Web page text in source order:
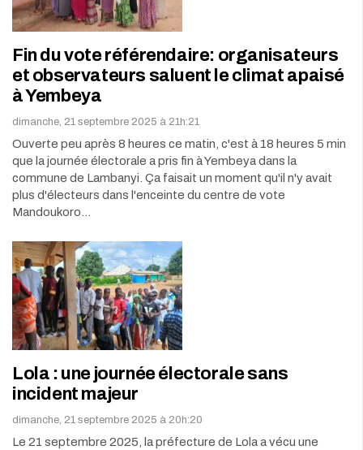
Fin du vote référendaire: organisateurs
et observateurs saluent le climat apaisé
à Yembeya
dimanche, 21 septembre 2025 à 21h:21
Ouverte peu après 8 heures ce matin, c'est à 18 heures 5 min
que la journée électorale a pris fin à Yembeya dans la
commune de Lambanyi. Ça faisait un moment qu'il n'y avait
plus d'électeurs dans l'enceinte du centre de vote
Mandoukoro…
Lola : une journée électorale sans
incident majeur
dimanche, 21 septembre 2025 à 20h:20
Le 21 septembre 2025, la préfecture de Lola a vécu une